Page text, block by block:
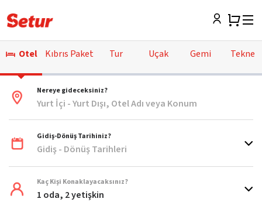
Otel Kıbrıs Paket Tur Uçak Gemi Tekne
Nereye gideceksiniz?
Yurt İçi - Yurt Dışı, Otel Adı veya Konum
Gidiş-Dönüş Tarihiniz?
Gidiş - Dönüş Tarihleri
Kaç Kişi Konaklayacaksınız?
1 oda, 2 yetişkin